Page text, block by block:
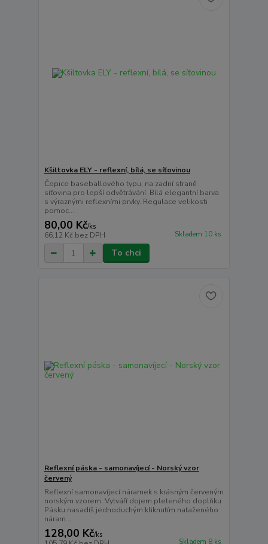
Kšiltovka ELY - reflexní, bílá, se síťovinou
Čepice baseballového typu, na zadní straně
síťovina pro lepší odvětrávání. Bílá elegantní barva
s výraznými reflexními prvky. Regulace velikosti
pomoc...
80,00 Kč/ks
66,12 Kč bez DPH Skladem 10 ks
To chci
Reflexní páska - samonavíjecí - Norský vzor
červený
Reflexní samonavíjecí náramek s krásným červeným
norským vzorem. Vytváří dojem pleteného doplňku.
Pásku nasadíš jednoduchým kliknutím nataženého
náram...
128,00 Kč/ks
Skladem 8 ks